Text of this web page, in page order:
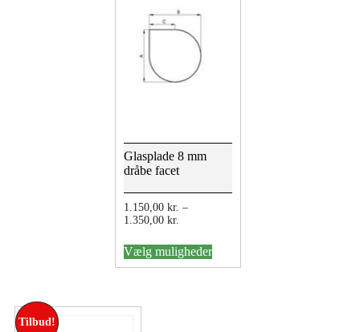
varesiden
Glasplade 8 mm
dråbe facet
1.150,00 kr. –
1.350,00 kr.
til
1.350,00 kr.
Vælg mulighedervare
har
Tilbud!